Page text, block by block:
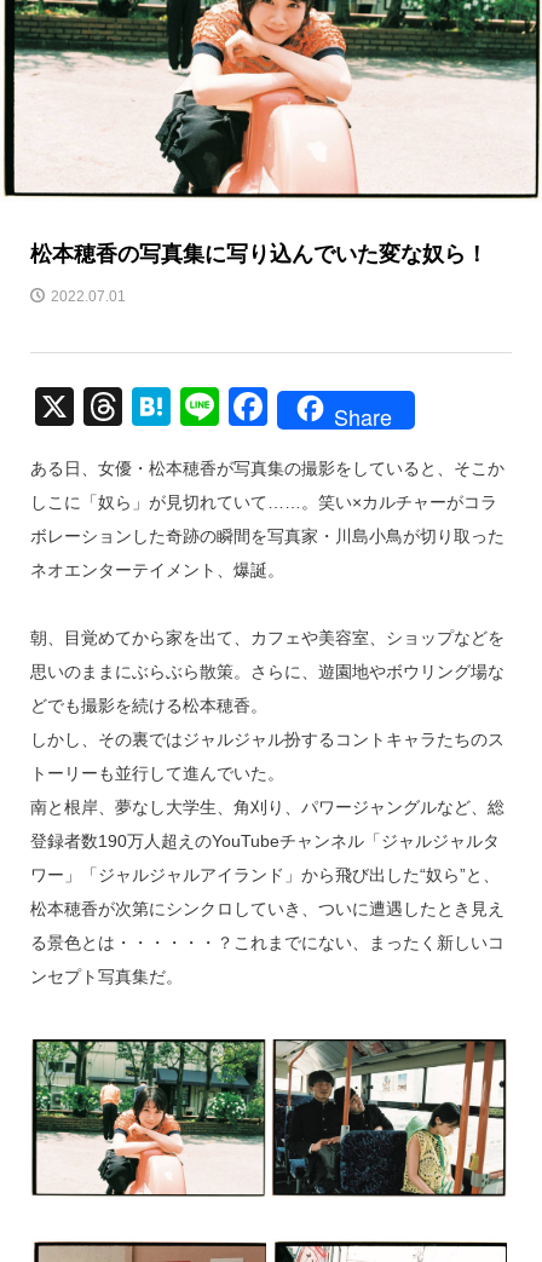
松本穂香の写真集に写り込んでいた変な奴ら！
2022.07.01
X
T
e
a
d
H
e
n
a
Li
e
F
c
e
o
k
Share
ある日、女優・松本穂香が写真集の撮影をしていると、そこか
しこに「奴ら」が見切れていて……。笑い×カルチャーがコラ
ボレーションした奇跡の瞬間を写真家・川島小鳥が切り取った
ネオエンターテイメント、爆誕。
朝、目覚めてから家を出て、カフェや美容室、ショップなどを
思いのままにぶらぶら散策。さらに、遊園地やボウリング場な
どでも撮影を続ける松本穂香。
しかし、その裏ではジャルジャル扮するコントキャラたちのス
トーリーも並行して進んでいた。
南と根岸、夢なし大学生、角刈り、パワージャングルなど、総
登録者数190万人超えのYouTubeチャンネル「ジャルジャルタ
ワー」「ジャルジャルアイランド」から飛び出した“奴ら”と、
松本穂香が次第にシンクロしていき、ついに遭遇したとき見え
る景色とは・・・・・・？これまでにない、まったく新しいコ
ンセプト写真集だ。